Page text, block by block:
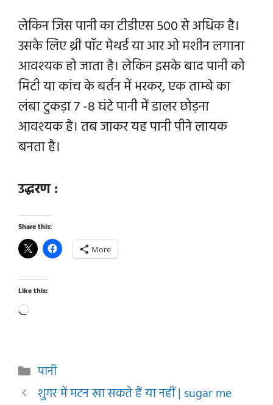
लेकिन जिस पानी का टीडीएस 500 से अधिक है।
उसके लिए थ्री पॉट मेथर्ड या आर ओ मशीन लगाना
आवश्यक हो जाता है। लेकिन इसके बाद पानी को
मिटी या कांच के बर्तन में भरकर, एक ताम्बे का
लंबा टुकड़ा 7 -8 घंटे पानी में डालर छोड़ना
आवश्यक है। तब जाकर यह पानी पीने लायक
बनता है।
उद्धरण :
Share this:
More
Like this:
Loading…
Categories
पानी
शुगर में मटन खा सकते हैं या नहीं | sugar me